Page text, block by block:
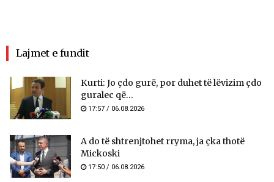
Lajmet e fundit
Kurti: Jo çdo gurë, por duhet të lëvizim çdo
guralec që...
17:57 / 06.08.2026
A do të shtrenjtohet rryma, ja çka thotë
Mickoski
17:50 / 06.08.2026